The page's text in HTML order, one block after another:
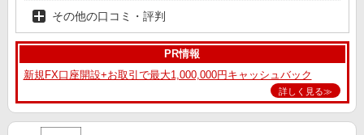
その他の口コミ・評判
PR情報
新規FX口座開設+お取引で最大1,000,000円キャッシュバック
詳しく見る≫